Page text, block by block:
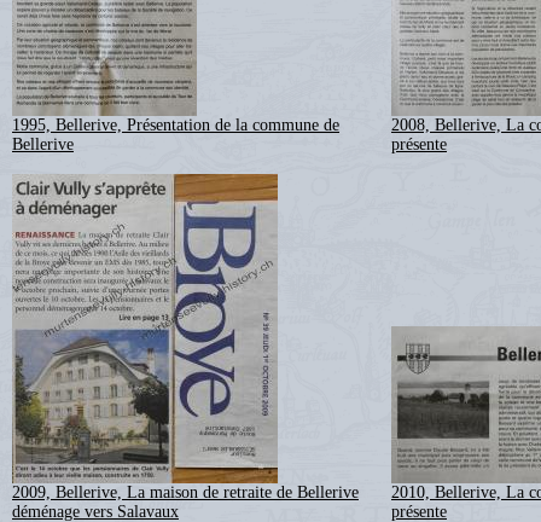
1995, Bellerive, Présentation de la commune de
Bellerive
2008, Bellerive, La
présente
2009, Bellerive, La maison de retraite de Bellerive
déménage vers Salavaux
2010, Bellerive, La
présente